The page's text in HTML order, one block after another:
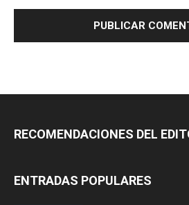
RECOMENDACIONES DEL
ENTRADAS POPULARES